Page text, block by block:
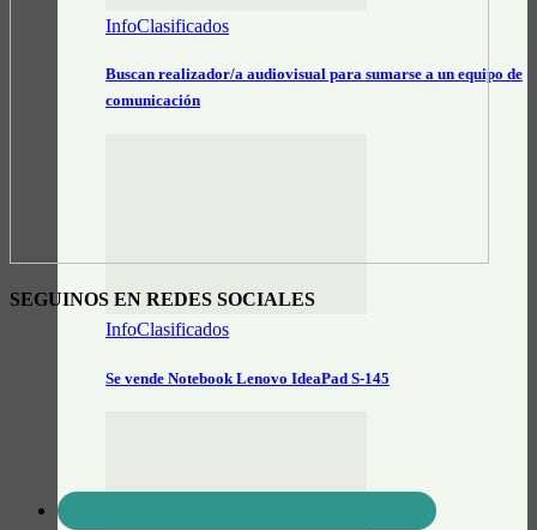
InfoClasificados
Buscan realizador/a audiovisual para sumarse a un equipo de
comunicación
InfoClasificados
Se vende Notebook Lenovo IdeaPad S-145
SEGUINOS EN REDES SOCIALES